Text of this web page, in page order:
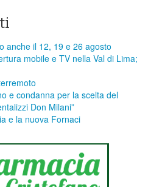
anche il 12, 19 e 26 agosto
mobile e TV nella Val di Lima;
e condanna per la scelta del
Don Milani”
e la nuova Fornaci